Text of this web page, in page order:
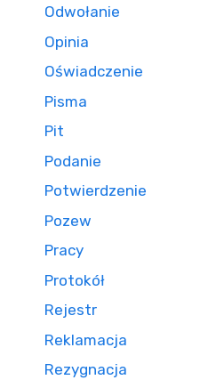
Odwołanie
Opinia
Oświadczenie
Pisma
Pit
Podanie
Potwierdzenie
Pozew
Pracy
Protokół
Rejestr
Reklamacja
Rezygnacja